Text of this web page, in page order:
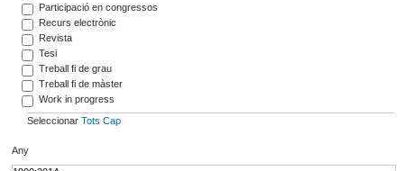
Participació en congressos
Recurs electrònic
Revista
Tesi
Treball fi de grau
Treball fi de màster
Work in progress
Seleccionar Tots Cap
Any